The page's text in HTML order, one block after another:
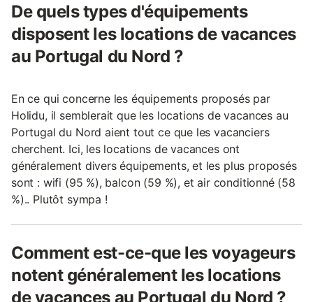
De quels types d'équipements
disposent les locations de vacances
au Portugal du Nord ?
En ce qui concerne les équipements proposés par
Holidu, il semblerait que les locations de vacances au
Portugal du Nord aient tout ce que les vacanciers
cherchent. Ici, les locations de vacances ont
généralement divers équipements, et les plus proposés
sont : wifi (95 %), balcon (59 %), et air conditionné (58
%).. Plutôt sympa !
Comment est-ce-que les voyageurs
notent généralement les locations
de vacances au Portugal du Nord ?